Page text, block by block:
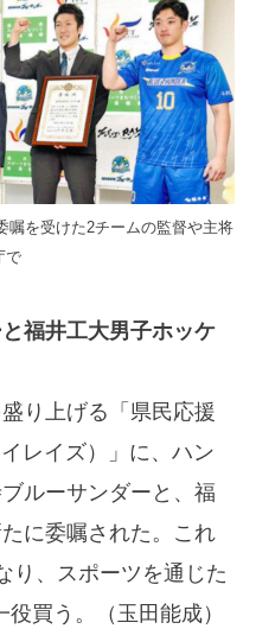
嘱を受けた2チームの監督や主将
で
福井工大男子ホッケ
り上げる「県民応援
レイズ）」に、ハン
ルーサンダーと、福
に委嘱された。これ
り、スポーツを通じた
買う。（玉田能成）